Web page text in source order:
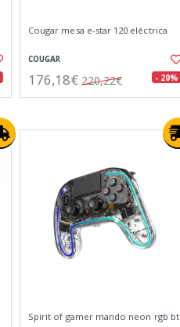
Cougar mesa e-star 120 eléctrica
COUGAR
176,18€ 220,22€ - 20%
Spirit of gamer mando neon rgb bt